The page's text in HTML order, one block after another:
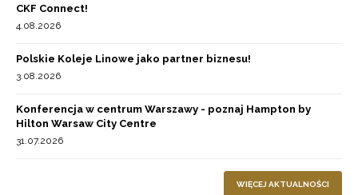
CKF Connect!
4.08.2026
Polskie Koleje Linowe jako partner biznesu!
3.08.2026
Konferencja w centrum Warszawy - poznaj Hampton by
Hilton Warsaw City Centre
31.07.2026
WIĘCEJ AKTUALNOŚCI